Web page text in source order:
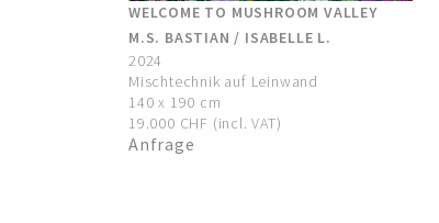
WELCOME TO MUSHROOM VALLEY
M.S. BASTIAN / ISABELLE L.
2024
Mischtechnik auf Leinwand
140 x 190 cm
19.000 CHF (incl. VAT)
Anfrage